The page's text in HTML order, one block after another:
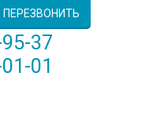
37
01
ПЕРЕЗВОНИТЬ